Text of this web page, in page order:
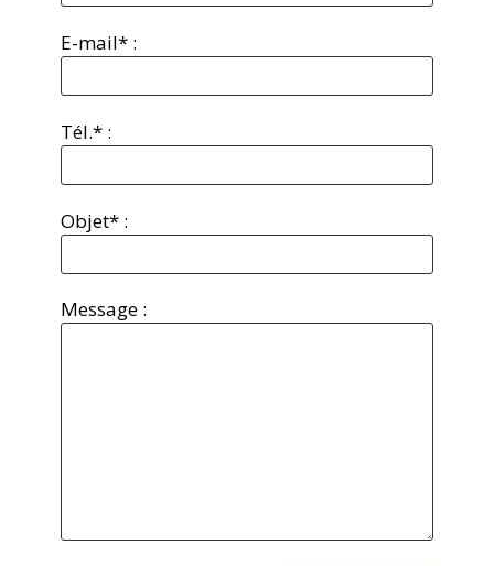
E-mail* :
Tél.* :
Objet* :
Message :